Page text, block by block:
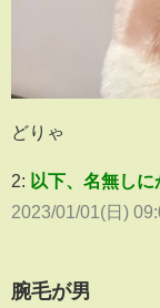
どりゃ
2: 以下、名無し
2023/01/01(日)
腕毛が男